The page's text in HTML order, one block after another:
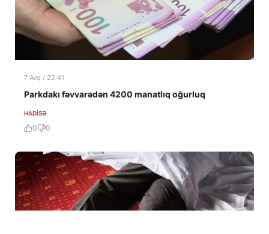
7 Avq / 22:41
Parkdakı fəvvarədən 4200 manatlıq oğurluq
HADISƏ
0 0